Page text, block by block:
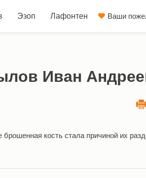
Эзоп Лафонтен Ваши
Иван
кость стала причиной их